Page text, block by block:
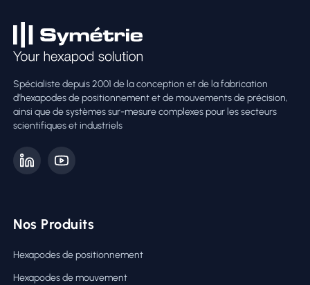
Spécialiste depuis 2001 de la conception et de la fabrication
d’hexapodes de positionnement et de mouvements de précision,
ainsi que de systèmes sur-mesure complexes pour les secteurs
scientifiques et industriels
Nos Produits
Hexapodes de positionnement
Hexapodes de mouvement